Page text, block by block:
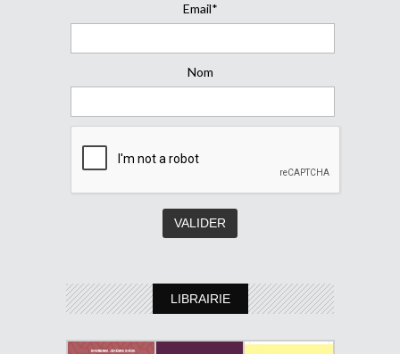
Email*
Nom
LIBRAIRIE